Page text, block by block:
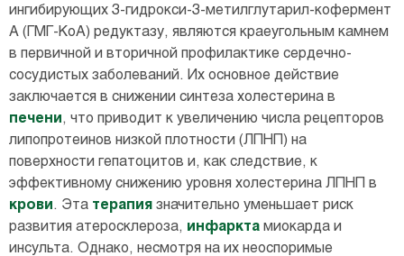
ингибирующих 3-гидрокси-3-метилглутарил-кофермент
А (ГМГ-КоА) редуктазу, являются краеугольным камнем
в первичной и вторичной профилактике сердечно-
сосудистых заболеваний. Их основное действие
заключается в снижении синтеза холестерина в
печени , что приводит к увеличению числа рецепторов
липопротеинов низкой плотности (ЛПНП) на
поверхности гепатоцитов и, как следствие, к
эффективному снижению уровня холестерина ЛПНП в
крови . Эта терапия значительно уменьшает риск
развития атеросклероза, инфаркта миокарда и
инсульта. Однако, несмотря на их неоспоримые